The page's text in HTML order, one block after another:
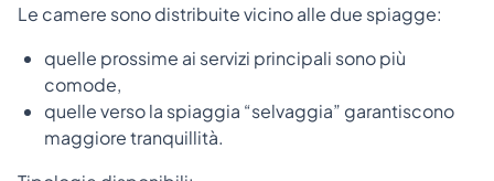
Le camere sono distribuite vicino alle due spiagge:
quelle prossime ai servizi principali sono più
comode,
quelle verso la spiaggia “selvaggia” garantiscono
maggiore tranquillità.